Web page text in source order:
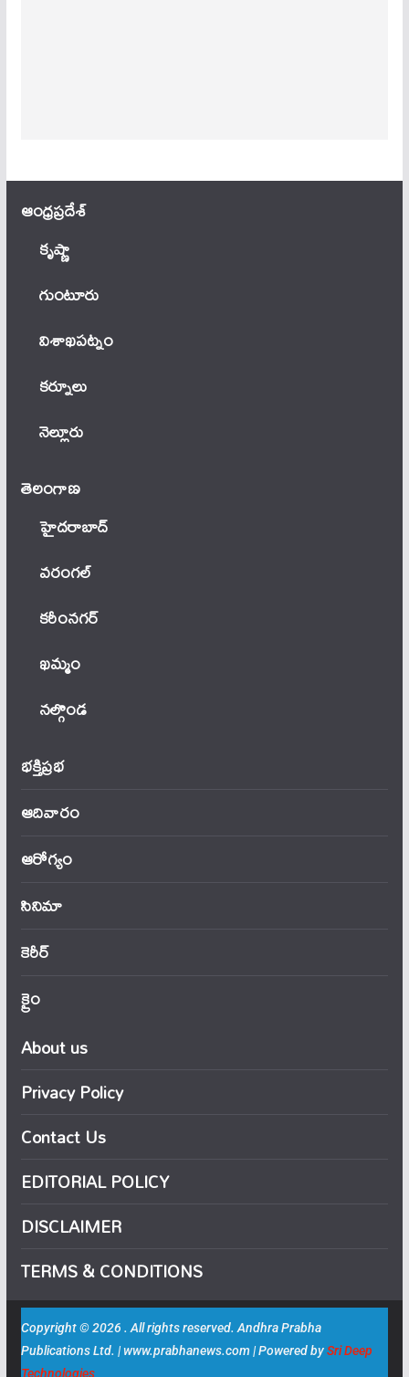
ఆంధ్ర‌ప్ర‌దేశ్
కృష్ణా
గుంటూరు
విశాఖపట్నం
కర్నూలు
నెల్లూరు
తెలంగాణ‌
హైదరాబాద్
వ‌రంగ‌ల్
కరీంనగర్
ఖ‌మ్మం
నల్గొండ
భక్తిప్రభ
ఆదివారం
ఆరోగ్యం
సినిమా
కెరీర్
క్రైం
About us
Privacy Policy
Contact Us
EDITORIAL POLICY
DISCLAIMER
TERMS & CONDITIONS
Copyright © 2026 . All rights reserved. Andhra Prabha
Publications Ltd. | www.prabhanews.com | Powered bySri Deep
Technologies